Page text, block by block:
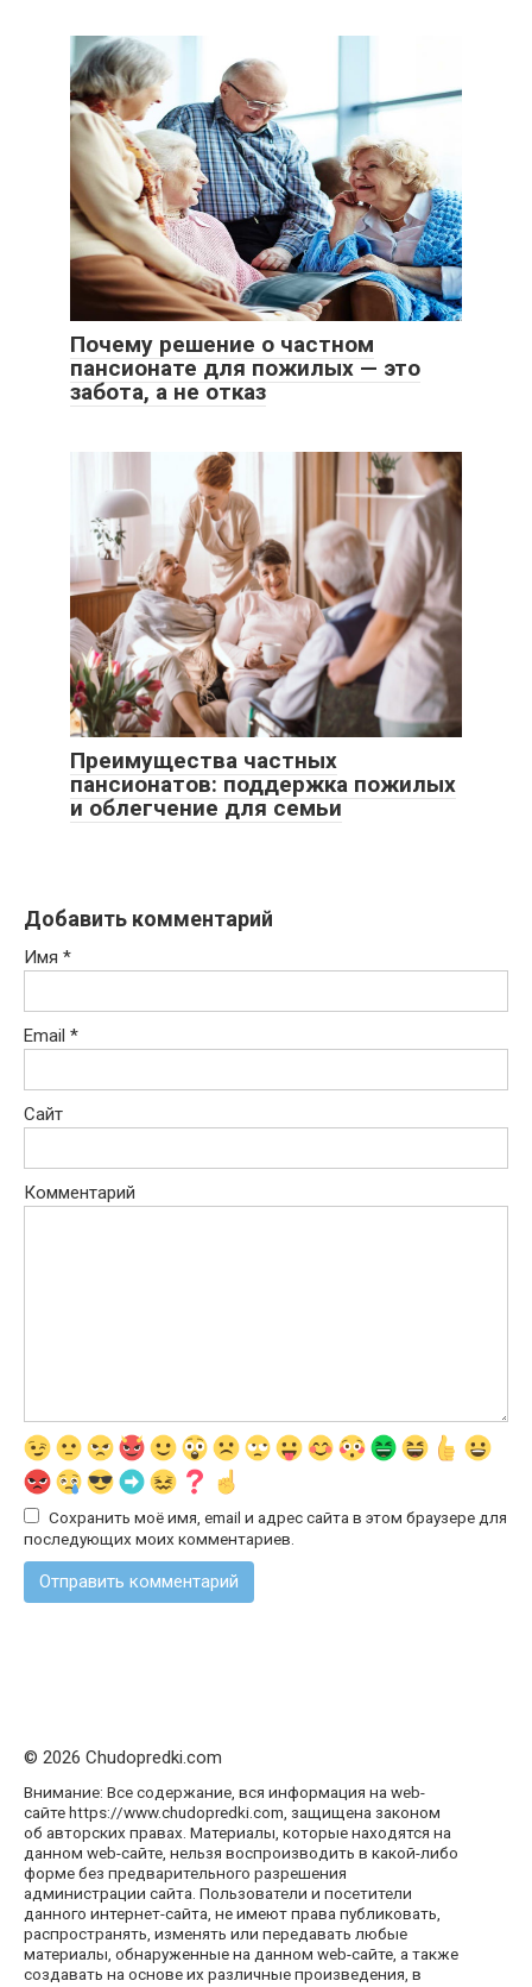
Почему решение о частном
пансионате для пожилых — это
забота, а не отказ
Преимущества частных
пансионатов: поддержка пожилых
и облегчение для семьи
Добавить комментарий
Имя *
Email *
Сайт
Комментарий
Сохранить моё имя, email и адрес сайта в этом браузере для
последующих моих комментариев.
© 2026 Chudopredki.com
Внимание: Все содержание, вся информация на web-
сайте https://www.chudopredki.com, защищена законом
об авторских правах. Материалы, которые находятся на
данном web-сайте, нельзя воспроизводить в какой-либо
форме без предварительного разрешения
администрации сайта. Пользователи и посетители
данного интернет-сайта, не имеют права публиковать,
распространять, изменять или передавать любые
материалы, обнаруженные на данном web-сайте, а также
создавать на основе их различные произведения, в